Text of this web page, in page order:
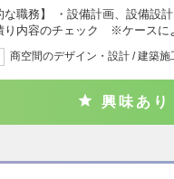
な職務】 ・設備計画、設備設
り内容のチェック ※ケースに
商空間のデザイン・設計 / 建築施
興味あり